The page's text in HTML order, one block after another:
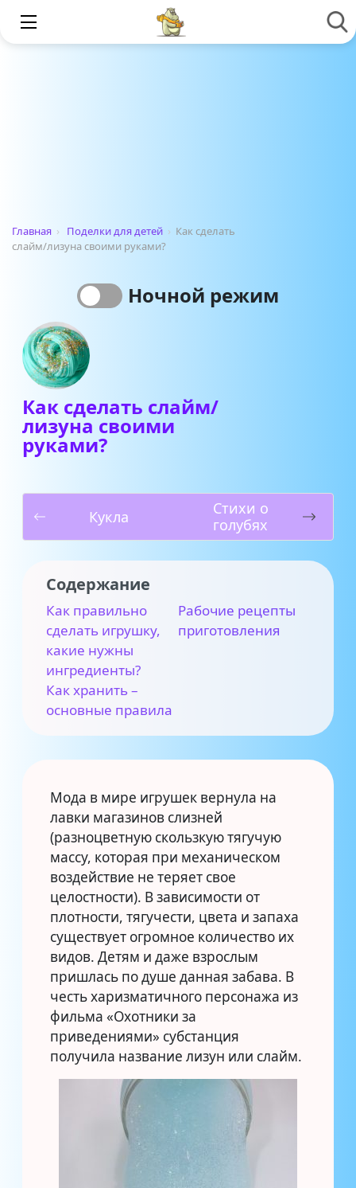
Главная › Поделки для детей › Как сделать
слайм/лизуна своими руками?
Ночной режим
Как сделать слайм/
лизуна своими
руками?
Кукла
Стихи о
голубях
Содержание
Как правильно
сделать игрушку,
какие нужны
ингредиенты?
Рабочие рецепты
приготовления
Как хранить –
основные правила
Мода в мире игрушек вернула на
лавки магазинов слизней
(разноцветную скользкую тягучую
массу, которая при механическом
воздействие не теряет свое
целостности). В зависимости от
плотности, тягучести, цвета и запаха
существует огромное количество их
видов. Детям и даже взрослым
пришлась по душе данная забава. В
честь харизматичного персонажа из
фильма «Охотники за
приведениями» субстанция
получила название лизун или слайм.